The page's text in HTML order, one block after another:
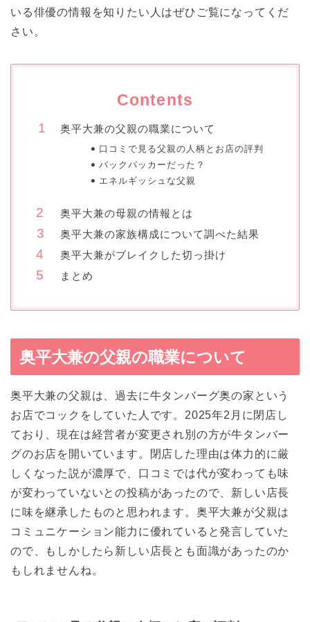
いる俳優の情報を知りたい人はぜひご覧になってくだ
さい。
Contents
奥平大兼の父親の職業について
口コミで見る父親の人柄とお店の評判
バックパッカーだった？
エネルギッシュな父親
奥平大兼の母親の情報とは
奥平大兼の家族構成について調べた結果
奥平大兼がブレイクした切っ掛け
まとめ
奥平大兼の父親の職業について
奥平大兼の父親は、過去に牛タンバーグ奥の家という
お店でコックをしていた人です。2025年2月に閉店し
ており、現在は経営者が変更され別の方が牛タンバー
グのお店を開いています。閉店した理由は体力的に厳
しくなった説が濃厚で、口コミでは代が変わっても味
が変わっていないとの投稿があったので、新しい店長
に味を継承したものと思われます。奥平大兼が父親は
コミュニケーション能力に優れていると発言していた
ので、もしかしたら新しい店長とも面識があったのか
もしれませんね。